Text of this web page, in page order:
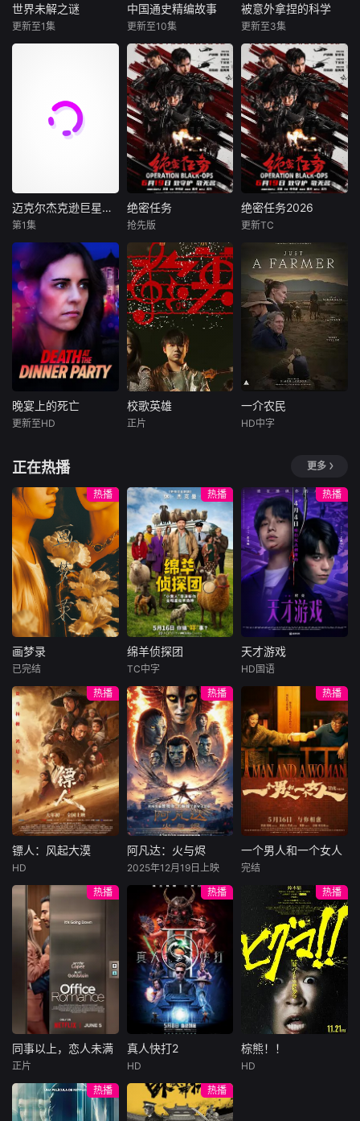
幽默，以寓教于乐
的方式传
的标志性英雄——
真的存在吗？随着
和令人瞠目的CGI
来自刺客信条系列
背后的工作室，见
证了奥德赛的世界
带来了前所未有的
生活。
域的战略要道、多
元文明交融之地的
顾自然风光
世界未解之谜
界彻底改写。 我们
把机器送进工厂，
把信号送上太空，
会踏上火星，甚至
在那里建立新的家
已
世界未解之谜
更新至1集
中国通史精编故事
本片立足宏阔历史
视野，系统梳理自
文明起源至1911年
的中国古代历史。
在保留原作对统一
多民族国家形成及
中华文明发展主线
的基础上，精编版
进一步优化叙事结
构，聚焦历代治乱
兴衰的关键节点与
化内容的情节张力
与视听表现力。删
削繁冗，力求在严
谨底色之上，生动
揭示历史演进的内
在逻辑与规律，为
观众呈现一部脉络
清晰、史实翔实、
引人入胜的影像中
国通史。
中国通史精编故事
更新至10集
被意外拿捏的科学
在科学史上，许多
改变世界的重大发
现与发明，其实都
源于一场场美丽的
“意外”——青霉素
的诞生来自一碟发
霉的培养皿，微波
炉的灵感源于口袋
里融化的巧克力，
甚至连X射线的发
现也是一次“不小
被意外拿捏的科学
更新至3集
迈克尔杰克逊巨星之路
尼娅·朗
朱利亚诺·瓦尔迪
影片讲述迈克尔·杰
克逊在音乐之外的
人生旅程，从他以
杰克逊五人组主唱
之姿被发掘出惊人
天赋的那一刻起，
具远见的艺人，他
以无穷无尽的创作
乐巨星。这部电影
同时呈现迈克尔·杰
克逊舞台之外的真
实人生，并且重现
他早期个人演艺生
涯中最具代表性的
经典表演，这部电
影为观众提供最贴
近的视角，以前所
未见的方式窥探这
位流行天王的内心
世界。他的故事就
此展开。
迈克尔杰克逊巨星之路
第1集
绝密任务
于文文
首部女子反恐特战
队电影，面对恐怖
主义恶势力，“最飒
女子反恐特战队”临
危受命，精英队长
陈梓静（于文文
饰）率队员金凤
（卢靖姗 饰）、齐
燕（蒋璐霞 饰）、
宁宝儿（屈菁菁
绝密任务
抢先版
刘屹宸
首部女子反恐特战
队电影，面对恐怖
主义恶势力，“最飒
女子反恐特战队”临
危受命，精英队长
陈梓静（于文文
饰）率队员金凤
（卢靖姗 饰）、齐
燕（蒋璐霞 饰）、
宁宝儿（屈菁菁
绝密任务2026
更新TC
晚宴上的死亡
卡梅伦·布罗德
一名心理学明星学
生在一次教师派对
上死亡后，安德莉
亚·吉布斯和她的儿
子伊桑被卷入了著
名教授艾伦·杰克逊
的危险操纵之中
——一个不惜一切
代价掩盖真相的
人。
晚宴上的死亡
更新至HD
校歌英雄
躲爹妈安排，偷报
音乐专业，开学撩
学姐，为校花与校
草开战，背后搞小
动作坑对手又坑队
友；寒门工科妹靠
兼职偷师学音乐，
一边端盘子一边写
歌逆袭。校园歌曲
原创大赛终极一
战，看废柴二代如
何洗白，草
校歌英雄
正片
一介农民
Anewlywido
wedmotherisleftw
iththecareofanalc
oholicfather-in-la
wandafailingfarm.
Sheisforcedtoforg
ean
一介农民
HD中字
正在热播 更多
热播
画梦录
林柏叡
民国的上海滩，身
怀绝技的孤女画师
许雁真，意外与身
陷危局的融汇银行
总账姜心羽产生交
集。姜心羽遭人陷
害，只得与许雁真
结盟，彼时银行欲
将国宝名画低价卖
给外国人，许雁真
仿造名画、偷天换
日。几经波折，两
人联手在各方势力
的夹缝间巧妙周
旋，共历险阻，破
解重重困境。
画梦录
已完结
热播
绵羊侦探团
尼可拉斯·博朗
尼古拉斯·加利齐纳
牧羊人乔治
（休·杰克曼饰）最
爱给羊群读侦探小
说，没想到自己有
一天会离奇死亡。
他留下的3000万
巨额遗产，让每个
人貌似都有犯罪动
机。警察毫无头绪
“不务正业”迈出牧
场，追查牧羊人“躺
平
绵羊侦探团
TC中字
热播
天才游戏
李蔓瑄
穷途末路的天才少
年刘全龙（彭昱畅
饰），被偏执富家
公子陈伦（丁禹兮
饰）选中，被迫踏
入一场为他量身打
造的“换命游戏”。
豪华别墅、名车名
表、神秘女友全部
备齐，在陈伦的精
瞬间拥有顶配人
生。
天才游戏
HD国语
热播
镖人：风起大漠
于适
大漠之上，镖人、
官府、西域五大家
族等多方势力盘根
错节、暗潮涌动。
“天字第二号逃犯”
刀马接下特殊押镖
任务，和同伴一起
从西域护镖远赴长
安。不料，他们的
护送对象竟是“天字
郎……天下熙熙皆
为利来，各方势力
镖人：风起大漠
HD
热播
阿凡达：火与烬
佐伊·索尔达娜
西格妮·韦弗
影片聚焦杰克·萨利
与奈蒂莉一家的命
运起伏，在前作的
情感余波之上，深
刻描绘一个家族在
战火中如何成长、
并共同守护血脉相
连的情感纽带的历
程，从而将故事推
维度。此外，潘多
拉的全新领域也即
阿凡达：火与烬
2025年12月19日上映
热播
一个男人和一个女人
周汉宁
男人（黄渤
饰）和女人（倪妮
饰）飞机同时落
地，入住同一家酒
店，成为一墙之隔
的邻居。不够隔音
的房间暴露了男人
和女人因生活暂停
陷入的困境，健
康、家庭、婚姻、
一个男人和一个女人
完结
热播
同事以上，恋人未满
布雷特·戈德斯坦
贝蒂·吉尔平
同事以上，恋人未满
正片
热播
真人快打2
阿德莱恩·鲁道夫
杰西卡·麦克娜美
真人快打2
HD
热播
棕熊！！
棕熊！！
HD
热播
热播